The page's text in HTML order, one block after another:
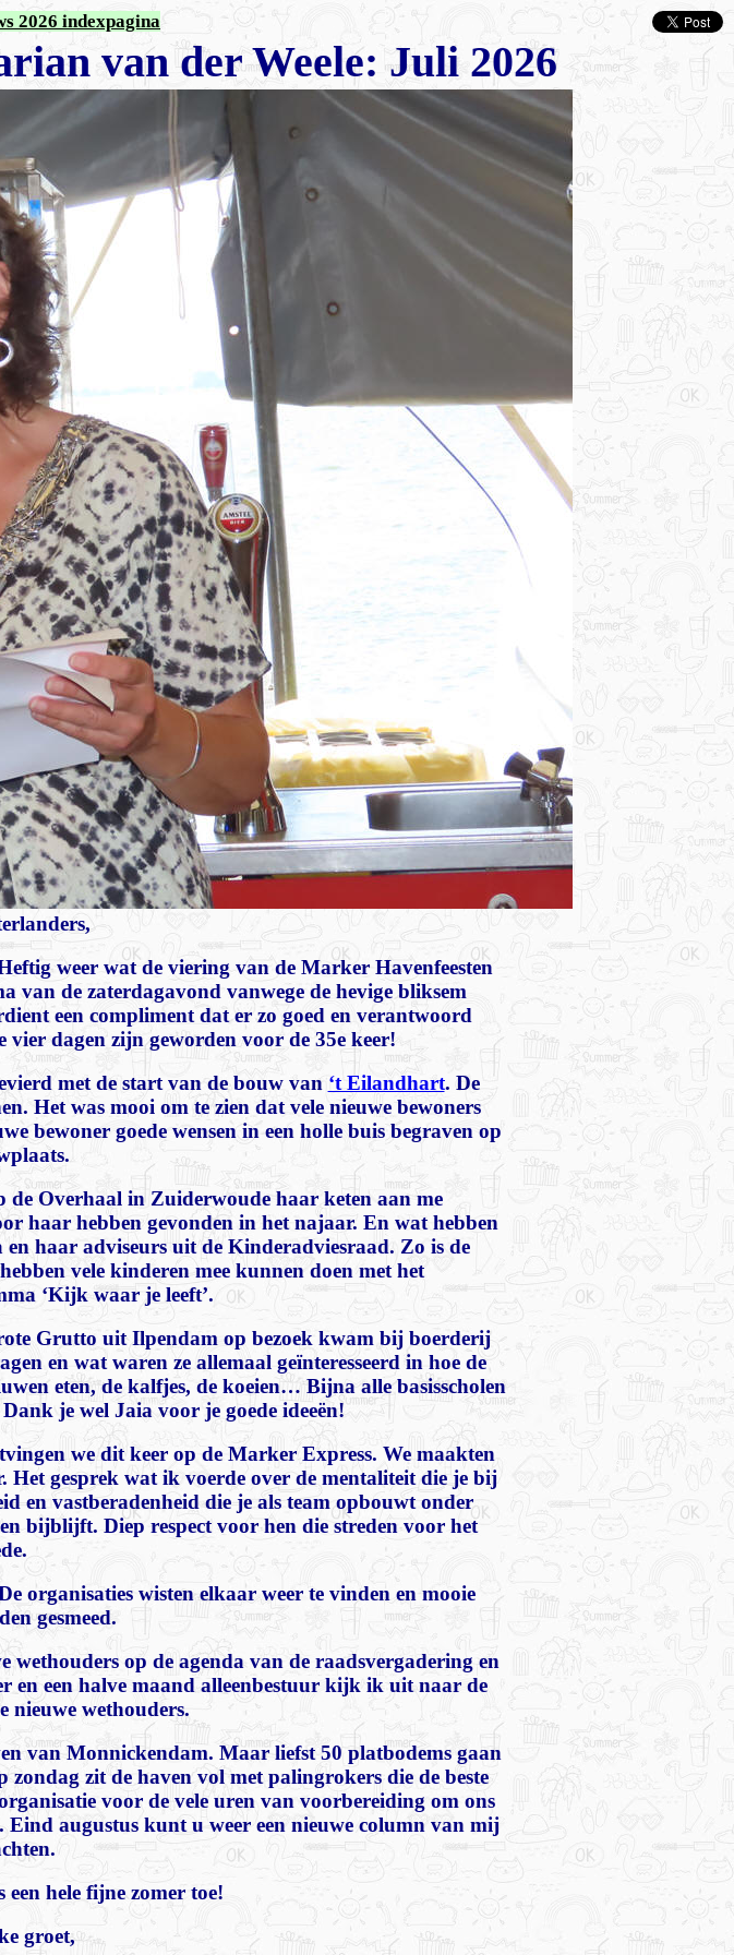
2026 indexpagina
van der Weele: Juli 2026
weer wat de viering van de Marker Havenfeesten
de zaterdagavond vanwege de hevige bliksem
een compliment dat er zo goed en verantwoord
dagen zijn geworden voor de 35e keer!
met de start van de bouw van ‘t Eilandhart. De
Het was mooi om te zien dat vele nieuwe bewoners
bewoner goede wensen in een holle buis begraven op
de Overhaal in Zuiderwoude haar keten aan me
haar hebben gevonden in het najaar. En wat hebben
haar adviseurs uit de Kinderadviesraad. Zo is de
vele kinderen mee kunnen doen met het
‘Kijk waar je leeft’.
Grutto uit Ilpendam op bezoek kwam bij boerderij
en wat waren ze allemaal geïnteresseerd in hoe de
eten, de kalfjes, de koeien… Bijna alle basisscholen
je wel Jaia voor je goede ideeën!
we dit keer op de Marker Express. We maakten
Het gesprek wat ik voerde over de mentaliteit die je bij
en vastberadenheid die je als team opbouwt onder
bijblijft. Diep respect voor hen die streden voor het
organisaties wisten elkaar weer te vinden en mooie
gesmeed.
op de agenda van de raadsvergadering en
en een halve maand alleenbestuur kijk ik uit naar de
nieuwe wethouders.
van Monnickendam. Maar liefst 50 platbodems gaan
zit de haven vol met palingrokers die de beste
voor de vele uren van voorbereiding om ons
Eind augustus kunt u weer een nieuwe column van mij
hele fijne zomer toe!
groet,